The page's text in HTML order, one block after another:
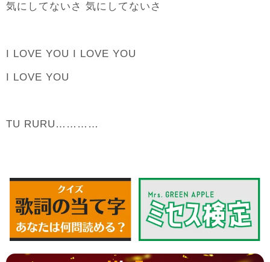
気にしてないさ 気にしてないさ
I LOVE YOU I LOVE YOU
I LOVE YOU
TU RURU…………